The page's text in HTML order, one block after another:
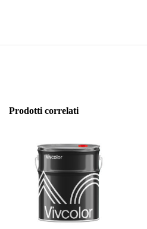
Prodotti correlati